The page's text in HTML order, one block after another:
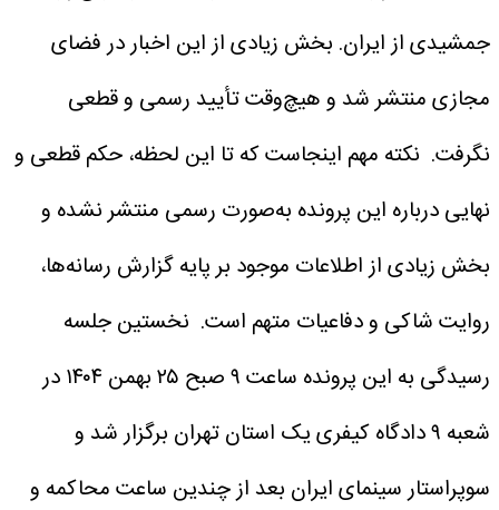
جمشیدی از ایران. بخش زیادی از این اخبار در فضای
مجازی منتشر شد و هیچ‌وقت تأیید رسمی و قطعی
نگرفت. نکته مهم اینجاست که تا این لحظه، حکم قطعی و
نهایی درباره این پرونده به‌صورت رسمی منتشر نشده و
بخش زیادی از اطلاعات موجود بر پایه گزارش رسانه‌ها،
روایت شاکی و دفاعیات متهم است. نخستین جلسه
رسیدگی به این پرونده ساعت ۹ صبح ۲۵ بهمن ۱۴۰۴ در
شعبه ۹ دادگاه کیفری یک استان تهران برگزار شد و
سوپراستار سینمای ایران بعد از چندین ساعت محاکمه و